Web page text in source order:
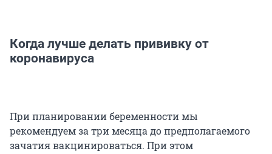
Когда лучше делать прививку от
коронавируса
При планировании беременности мы
рекомендуем за три месяца до предполагаемого
зачатия вакцинироваться. При этом